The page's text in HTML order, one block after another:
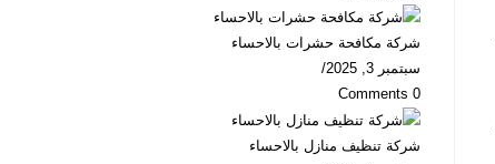
شركة مكافحة حشرات بالاحساء
سبتمبر 3, 2025
/
0 Comments
شركة تنظيف منازل بالاحساء